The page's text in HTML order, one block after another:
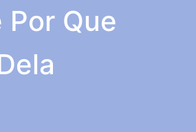
Por Que